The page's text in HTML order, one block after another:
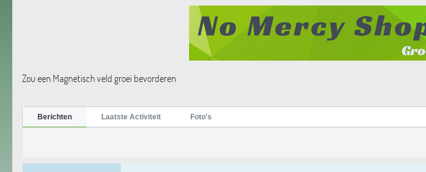
Zou een Magnetisch veld groei bevorderen
Berichten Laatste Activiteit Foto's